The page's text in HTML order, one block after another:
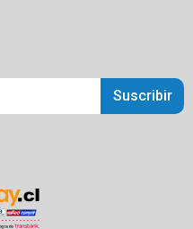
Suscribir